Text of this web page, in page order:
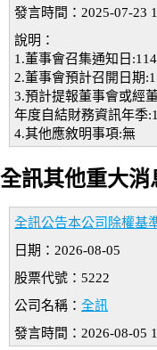
發言時間：2025-07-23
說明：
1.董事會召集通知日
2.董事會預計召開日期
3.預計提報董事會或經
年度自結財務資訊年季
4.其他應敘明事項:無
全訊其他重大消
全訊公告本公司除權基
日期：2026-08-05
股票代號：5222
公司名稱： 全訊
發言時間：2026-08-05